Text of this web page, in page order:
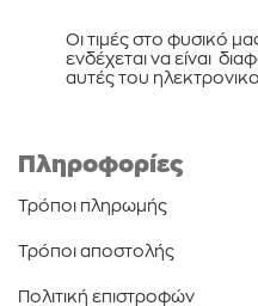
Οι τιμές στο φυσικό
ενδέχεται να είναι
αυτές του
Πληροφορίες
Τρόποι πληρωμής
Τρόποι αποστολής
Πολιτική επιστροφών